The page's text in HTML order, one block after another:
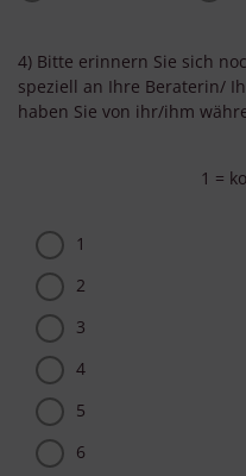
4) Bitte erinnern Sie sich
speziell an Ihre Beraterin/
haben Sie von ihr/ihm
1 =
1
2
3
4
5
6